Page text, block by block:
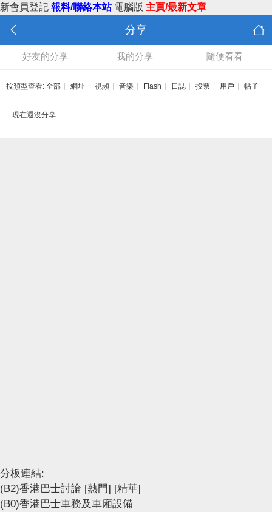
新會員登記 報料/聯絡本站 電腦版 主頁/最新文章
分享
好友的分享 我的分享 隨便看看
按類型查看: 全部 網址 視頻 音樂 Flash 日誌 投票 用戶 帖子
現在還沒分享
分板連結:
(B2)香港巴士討論 [熱門] [精華]
(B0)香港巴士車務及車廂設備